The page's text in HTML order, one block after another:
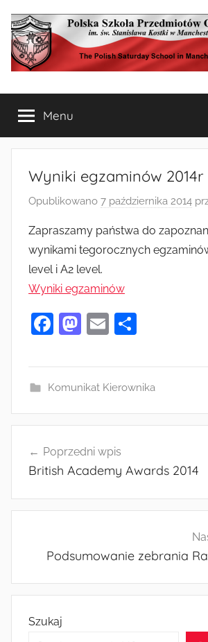
do
treści
Polska
Szkoła
Przedmiotów
Ojczystych
w
Manchesterze
Saturday
School
in
Manchester
Menu
Wyniki egzaminów 2014r
Opublikowano 7 października 2014
Zapraszamy państwa do
wynikami tegorocznych
level i A2 level.
Wyniki egzaminów
F
e
b
o
o
k
M
d
o
n
E
l
e
Komunikat Kierownika
wpisuPoprzedni wpis
British Academy Awards 2014
Podsumowanie zebrania
Szukaj